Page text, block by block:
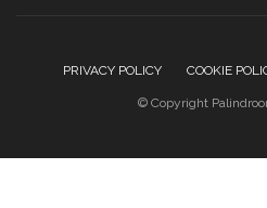
PRIVACY POLICY COOKIE
© Copyright